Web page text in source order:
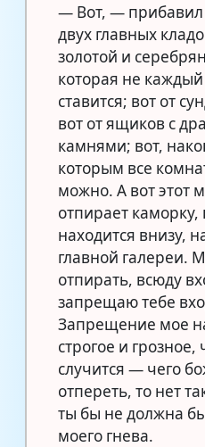
— Вот, —
двух главных
золотой и
которая не
ставится; вот от
вот от ящиков с
камнями; вот,
которым все
можно. А вот этот
отпирает каморку,
находится внизу,
главной галереи.
отпирать, всюду
запрещаю тебе
Запрещение мое
строгое и грозное,
случится — чего
отпереть, то нет
ты бы не должна
моего гнева.